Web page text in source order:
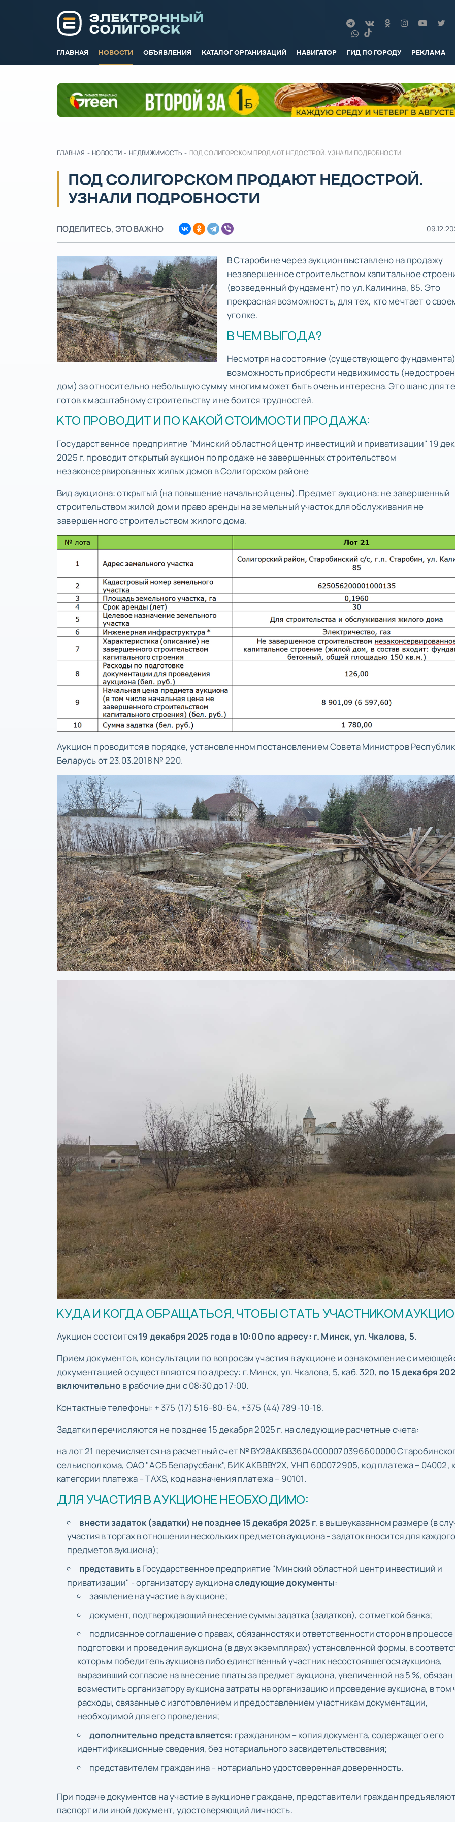
ГЛАВНАЯ НОВОСТИ ОБЪЯВЛЕНИЯ КАТАЛОГ ОРГАНИЗАЦИЙ НАВИГАТОР ГИД ПО ГОРОДУ РЕКЛАМА
ГЛАВНАЯ - НОВОСТИ - НЕДВИЖИМОСТЬ - ПОД СОЛИГОРСКОМ ПРОДАЮТ НЕДОСТРОЙ. УЗНАЛИ ПОДРОБНОСТИ
ПОД СОЛИГОРСКОМ ПРОДАЮТ НЕДОСТРОЙ.
УЗНАЛИ ПОДРОБНОСТИ
ПОДЕЛИТЕСЬ, ЭТО ВАЖНО
В Старобине через аукцион выставлено на продажу
незавершенное строительством капитальное
(возведенный фундамент) по ул. Калинина, 85. Это
прекрасная возможность, для тех, кто мечтает о
уголке.
В ЧЕМ ВЫГОДА?
Несмотря на состояние (существующего
возможность приобрести недвижимость
дом) за относительно небольшую сумму многим может быть очень интересна. Это шанс для
готов к масштабному строительству и не боится трудностей.
КТО ПРОВОДИТ И ПО КАКОЙ СТОИМОСТИ ПРОДАЖА:
Государственное предприятие "Минский областной центр инвестиций и приватизации" 19
2025 г. проводит открытый аукцион по продаже не завершенных строительством
незаконсервированных жилых домов в Солигорском районе
Вид аукциона: открытый (на повышение начальной цены). Предмет аукциона: не завершенный
строительством жилой дом и право аренды на земельный участок для обслуживания не
завершенного строительством жилого дома.
Аукцион проводится в порядке, установленном постановлением Совета Министров
Беларусь от 23.03.2018 № 220.
КУДА И КОГДА ОБРАЩАТЬСЯ, ЧТОБЫ СТАТЬ УЧАСТНИКОМ
Аукцион состоится19 декабря 2025 года в 10:00 по адресу: г. Минск, ул. Чкалова, 5.
Прием документов, консультации по вопросам участия в аукционе и ознакомление с
документацией осуществляются по адресу: г. Минск, ул. Чкалова, 5, каб. 320, по 15 декабря
включительно в рабочие дни с 08:30 до 17:00.
Контактные телефоны: + 375 (17) 516-80-64, +375 (44) 789-10-18.
Задатки перечисляются не позднее 15 декабря 2025 г. на следующие расчетные счета:
на лот 21 перечисляется на расчетный счет № BY28AKBB36040000070396600000
сельисполкома, ОАО "АСБ Беларусбанк", БИК AKBBBY2Х, УНП 600072905, код платежа – 04002,
категории платежа – TAXS, код назначения платежа – 90101.
ДЛЯ УЧАСТИЯ В АУКЦИОНЕ НЕОБХОДИМО:
внести задаток (задатки) не позднее 15 декабря 2025 г. в вышеуказанном размере (в
участия в торгах в отношении нескольких предметов аукциона - задаток вносится для
предметов аукциона);
представить в Государственное предприятие "Минский областной центр инвестиций и
приватизации" - организатору аукционаследующие документы:
заявление на участие в аукционе;
документ, подтверждающий внесение суммы задатка (задатков), с отметкой банка;
подписанное соглашение о правах, обязанностях и ответственности сторон в процессе
подготовки и проведения аукциона (в двух экземплярах) установленной формы, в
которым победитель аукциона либо единственный участник несостоявшегося аукциона,
выразивший согласие на внесение платы за предмет аукциона, увеличенной на 5 %, обязан
возместить организатору аукциона затраты на организацию и проведение аукциона, в том
расходы, связанные с изготовлением и предоставлением участникам документации,
необходимой для его проведения;
дополнительно представляется: гражданином – копия документа, содержащего его
идентификационные сведения, без нотариального засвидетельствования;
представителем гражданина – нотариально удостоверенная доверенность.
При подаче документов на участие в аукционе граждане, представители граждан
паспорт или иной документ, удостоверяющий личность.